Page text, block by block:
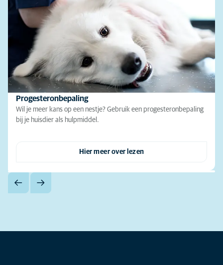
Progesteronbepaling
Wil je meer kans op een nestje? Gebruik een progesteronbepaling
bij je huisdier als hulpmiddel.
Hier meer over lezen